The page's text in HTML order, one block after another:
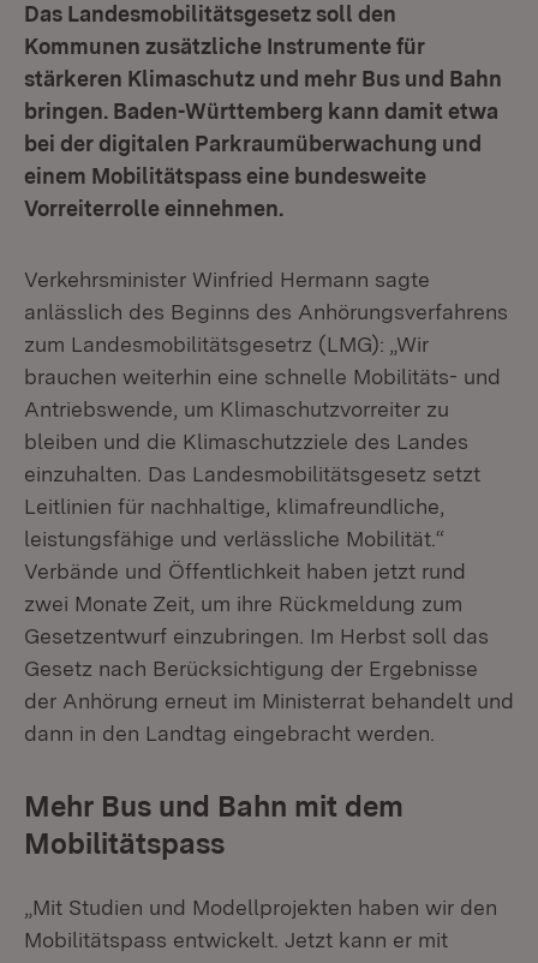
Das Landesmobilitätsgesetz soll den
Kommunen zusätzliche Instrumente für
stärkeren Klimaschutz und mehr Bus und Bahn
bringen. Baden-Württemberg kann damit etwa
bei der digitalen Parkraumüberwachung und
einem Mobilitätspass eine bundesweite
Vorreiterrolle einnehmen.
Verkehrsminister Winfried Hermann sagte
anlässlich des Beginns des Anhörungsverfahrens
zum Landesmobilitätsgesetrz (LMG): „Wir
brauchen weiterhin eine schnelle Mobilitäts- und
Antriebswende, um Klimaschutzvorreiter zu
bleiben und die Klimaschutzziele des Landes
einzuhalten. Das Landesmobilitätsgesetz setzt
Leitlinien für nachhaltige, klimafreundliche,
leistungsfähige und verlässliche Mobilität.“
Verbände und Öffentlichkeit haben jetzt rund
zwei Monate Zeit, um ihre Rückmeldung zum
Gesetzentwurf einzubringen. Im Herbst soll das
Gesetz nach Berücksichtigung der Ergebnisse
der Anhörung erneut im Ministerrat behandelt und
dann in den Landtag eingebracht werden.
Mehr Bus und Bahn mit dem
Mobilitätspass
„Mit Studien und Modellprojekten haben wir den
Mobilitätspass entwickelt. Jetzt kann er mit